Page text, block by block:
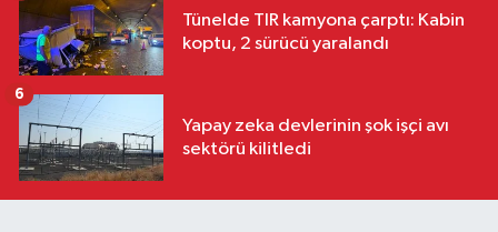
Tünelde TIR kamyona çarptı: Kabin
koptu, 2 sürücü yaralandı
Yapay zeka devlerinin şok işçi avı
sektörü kilitledi
6